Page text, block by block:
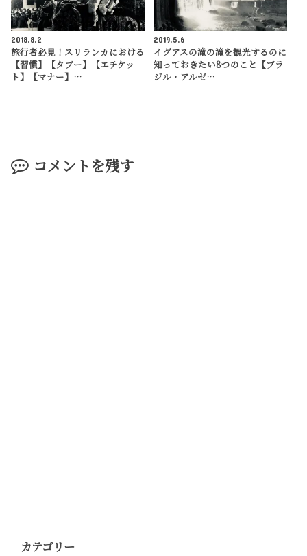
2018.8.2
旅行者必見！スリランカにおける
【習慣】【タブー】【エチケッ
ト】【マナー】…
2019.5.6
イグアスの滝の滝を観光するのに
知っておきたい8つのこと【ブラ
ジル・アルゼ…
コメントを残す
カテゴリー